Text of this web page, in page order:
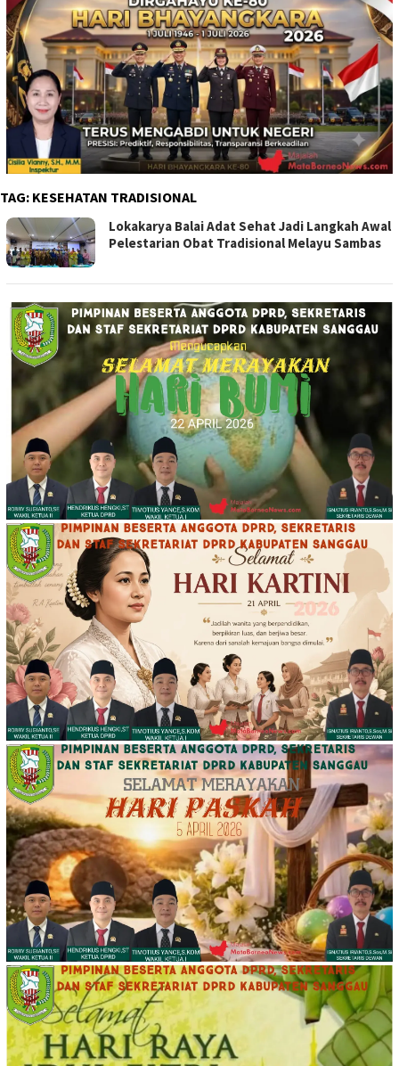
TAG: KESEHATAN TRADISIONAL
Lokakarya Balai Adat Sehat Jadi Langkah Awal
Pelestarian Obat Tradisional Melayu Sambas